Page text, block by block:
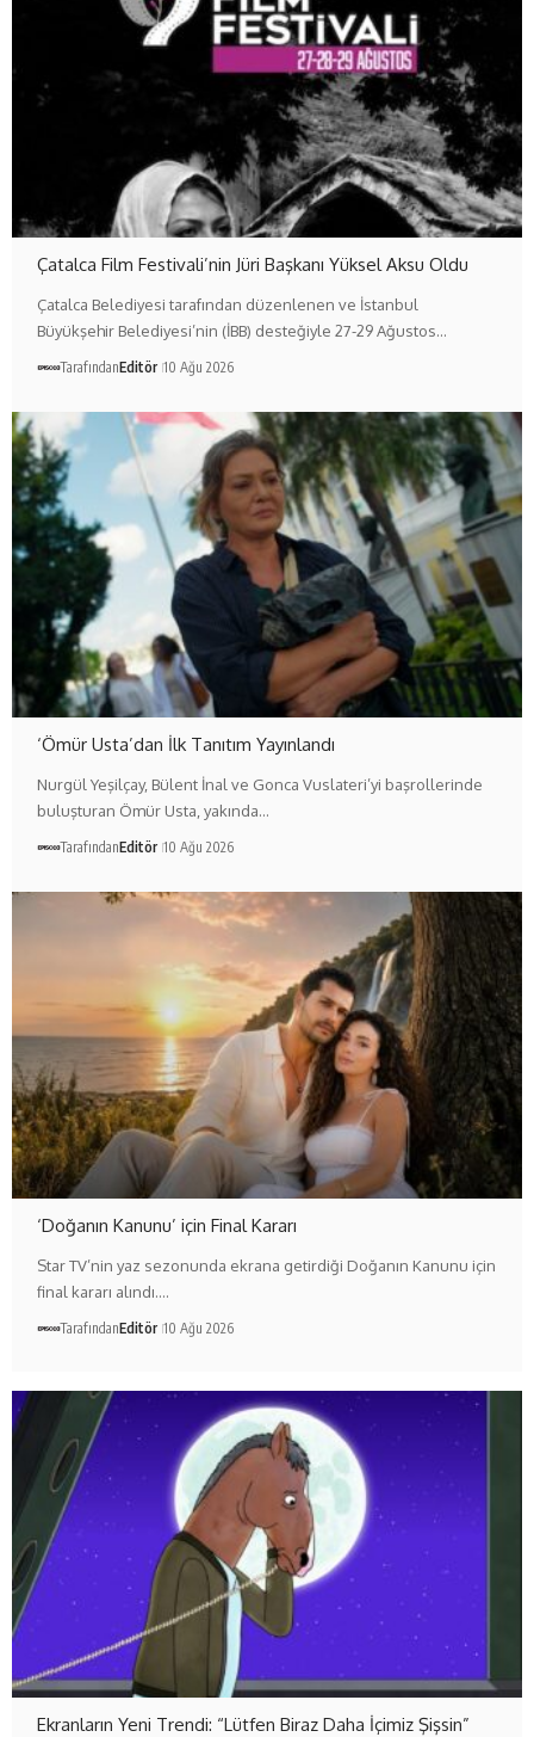
Çatalca Film Festivali’nin Jüri Başkanı Yüksel Aksu Oldu
Çatalca Belediyesi tarafından düzenlenen ve İstanbul
Büyükşehir Belediyesi’nin (İBB) desteğiyle 27-29 Ağustos…
TarafındanEditör 10 Ağu 2026
‘Ömür Usta’dan İlk Tanıtım Yayınlandı
Nurgül Yeşilçay, Bülent İnal ve Gonca Vuslateri’yi başrollerinde
buluşturan Ömür Usta, yakında…
TarafındanEditör 10 Ağu 2026
‘Doğanın Kanunu’ için Final Kararı
Star TV’nin yaz sezonunda ekrana getirdiği Doğanın Kanunu için
final kararı alındı.…
TarafındanEditör 10 Ağu 2026
Ekranların Yeni Trendi: “Lütfen Biraz Daha İçimiz Şişsin”